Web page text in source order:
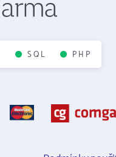
SQL PHP